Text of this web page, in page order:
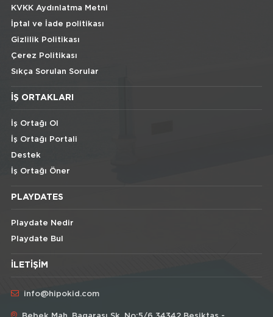
KVKK Aydınlatma Metni
İptal ve İade politikası
Gizlilik Politikası
Çerez Politikası
Sıkça Sorulan Sorular
İŞ ORTAKLARI
İş Ortağı Ol
İş Ortağı Portali
Destek
İş Ortağı Öner
PLAYDATES
Playdate Nedir
Playdate Bul
İLETIŞIM
info@hipokid.com